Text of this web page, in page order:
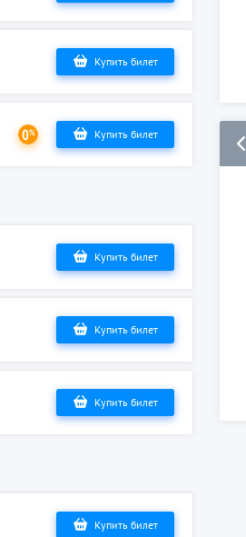
Купить билет
Купить билет
Купить билет
Купить билет
Купить билет
Купить билет